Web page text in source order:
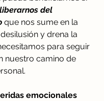
del
que nos sume en la
y drena la
para seguir
nuestro camino de
emocionales